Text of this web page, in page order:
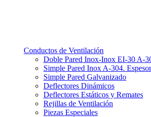
Conductos de Ventilación
Doble Pared Inox-Inox EI-30 A-
Simple Pared Inox A-304.
Simple Pared Galvanizado
Deflectores Dinámicos
Deflectores Estáticos y Remates
Rejillas de Ventilación
Piezas Especiales